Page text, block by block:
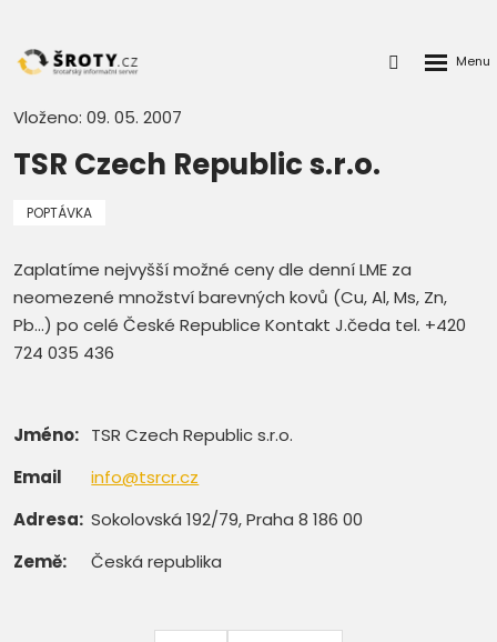
Přihlášení
Vloženo: 09. 05. 2007
TSR Czech Republic s.r.o.
POPTÁVKA
Zaplatíme nejvyšší možné ceny dle denní LME za
neomezené množství barevných kovů (Cu, Al, Ms, Zn,
Pb...) po celé České Republice Kontakt J.čeda tel. +420
724 035 436
Jméno: TSR Czech Republic s.r.o.
Email
info@tsrcr.cz
Adresa: Sokolovská 192/79, Praha 8 186 00
Země:
Česká republika